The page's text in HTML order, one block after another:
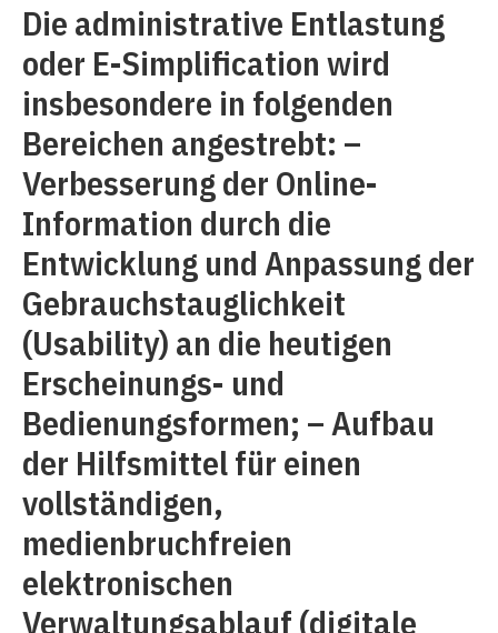
Die administrative Entlastung
oder E-Simplification wird
insbesondere in folgenden
Bereichen angestrebt: –
Verbesserung der Online-
Information durch die
Entwicklung und Anpassung der
Gebrauchstauglichkeit
(Usability) an die heutigen
Erscheinungs- und
Bedienungsformen; – Aufbau
der Hilfsmittel für einen
vollständigen,
medienbruchfreien
elektronischen
Verwaltungsablauf (digitale